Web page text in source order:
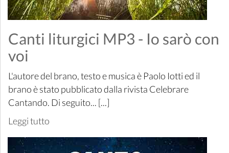
Canti liturgici MP3 - Io sarò con
voi
L'autore del brano, testo e musica è Paolo Iotti ed il
brano è stato pubblicato dalla rivista Celebrare
Cantando. Di seguito... [...]
Leggi tutto